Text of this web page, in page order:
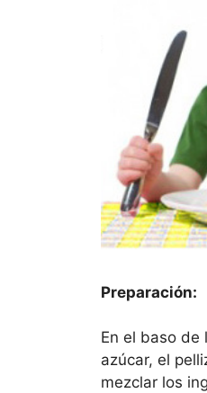
Preparación:
En el baso de
azúcar, el
mezclar los